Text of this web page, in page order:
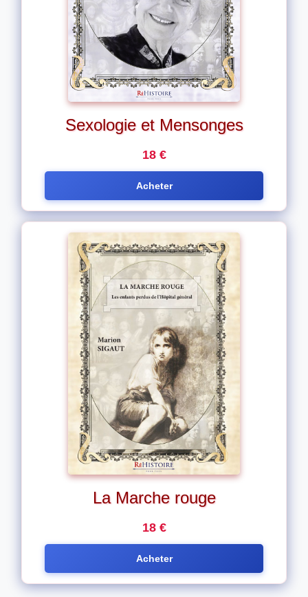
Sexologie et Mensonges
18 €
Acheter
La Marche rouge
18 €
Acheter